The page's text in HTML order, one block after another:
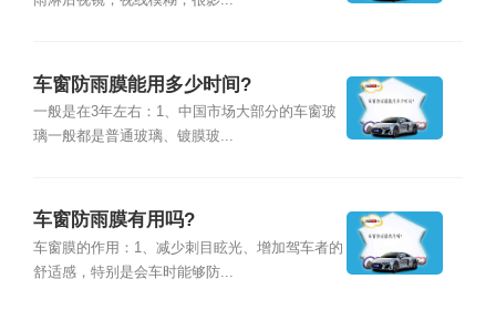
车窗防雨膜能用多少时间?
一般是在3年左右：1、中国市场大部分的车窗玻
璃一般都是普通玻璃、镀膜玻...
车窗防雨膜有用吗?
车窗膜的作用：1、减少刺目眩光、增加驾车者的
舒适感，特别是会车时能够防...